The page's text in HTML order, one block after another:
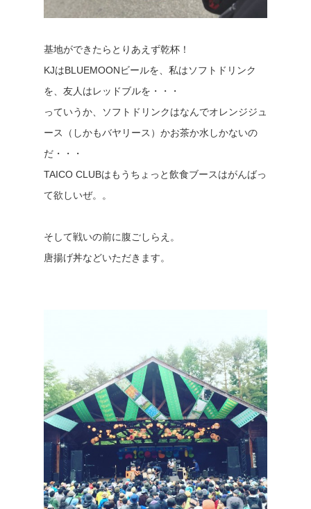
基地ができたらとりあえず乾杯！
KJはBLUEMOONビールを、私はソフトドリンク
を、友人はレッドブルを・・・
っていうか、ソフトドリンクはなんでオレンジジュ
ース（しかもバヤリース）かお茶か水しかないの
だ・・・
TAICO CLUBはもうちょっと飲食ブースはがんばっ
て欲しいぜ。。
そして戦いの前に腹ごしらえ。
唐揚げ丼などいただきます。